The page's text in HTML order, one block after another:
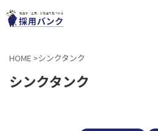
HOME >シンクタンク
シンクタンク